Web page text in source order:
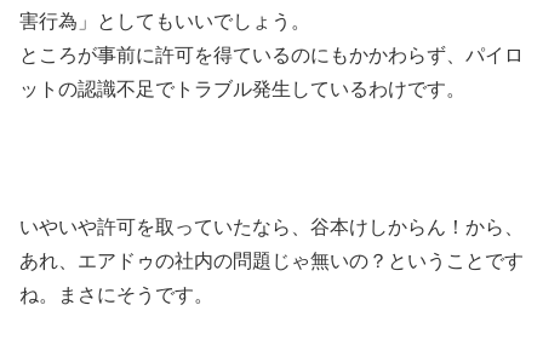
害行為」としてもいいでしょう。
ところが事前に許可を得ているのにもかかわらず、パイロ
ットの認識不足でトラブル発生しているわけです。
いやいや許可を取っていたなら、谷本けしからん！から、
あれ、エアドゥの社内の問題じゃ無いの？ということです
ね。まさにそうです。